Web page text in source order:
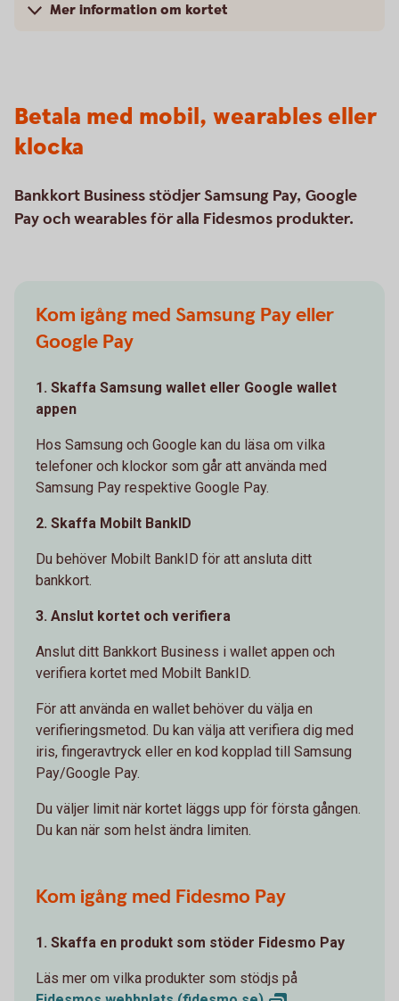
Mer information om kortet
Betala med mobil, wearables eller
klocka
Bankkort Business stödjer Samsung Pay, Google
Pay och wearables för alla Fidesmos produkter.
Kom igång med Samsung Pay eller
Google Pay
1. Skaffa Samsung wallet eller Google wallet
appen
Hos Samsung och Google kan du läsa om vilka
telefoner och klockor som går att använda med
Samsung Pay respektive Google Pay.
2. Skaffa Mobilt BankID
Du behöver Mobilt BankID för att ansluta ditt
bankkort.
3. Anslut kortet och verifiera
Anslut ditt Bankkort Business i wallet appen och
verifiera kortet med Mobilt BankID.
För att använda en wallet behöver du välja en
verifieringsmetod. Du kan välja att verifiera dig med
iris, fingeravtryck eller en kod kopplad till Samsung
Pay/Google Pay.
Du väljer limit när kortet läggs upp för första gången.
Du kan när som helst ändra limiten.
Kom igång med Fidesmo Pay
1. Skaffa en produkt som stöder Fidesmo Pay
Läs mer om vilka produkter som stödjs på